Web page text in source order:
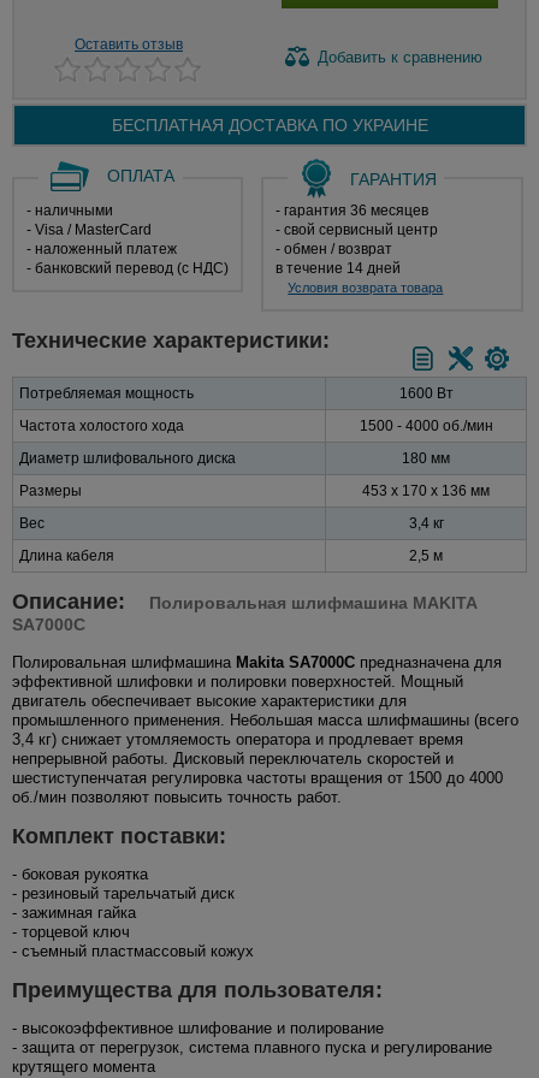
Оставить отзыв
Добавить к сравнению
БЕСПЛАТНАЯ ДОСТАВКА ПО УКРАИНЕ
ОПЛАТА
- наличными
- Visa / MasterCard
- наложенный платеж
- банковский перевод (с НДС)
ГАРАНТИЯ
- гарантия 36 месяцев
- свой сервисный центр
- обмен / возврат
в течение 14 дней
Условия возврата товара
Технические характеристики:
Потребляемая мощность
1600 Вт
Частота холостого хода
1500 - 4000 об./мин
Диаметр шлифовального диска
180 мм
Размеры
453 х 170 х 136 мм
Вес
3,4 кг
Длина кабеля
2,5 м
Описание:
Полировальная шлифмашина MAKITA
SA7000C
Полировальная шлифмашина Makita SA7000C предназначена для
эффективной шлифовки и полировки поверхностей. Мощный
двигатель обеспечивает высокие характеристики для
промышленного применения. Небольшая масса шлифмашины (всего
3,4 кг) снижает утомляемость оператора и продлевает время
непрерывной работы. Дисковый переключатель скоростей и
шестиступенчатая регулировка частоты вращения от 1500 до 4000
об./мин позволяют повысить точность работ.
Комплект поставки:
- боковая рукоятка
- резиновый тарельчатый диск
- зажимная гайка
- торцевой ключ
- съемный пластмассовый кожух
Преимущества для пользователя:
- высокоэффективное шлифование и полирование
- защита от перегрузок, система плавного пуска и регулирование
крутящего момента